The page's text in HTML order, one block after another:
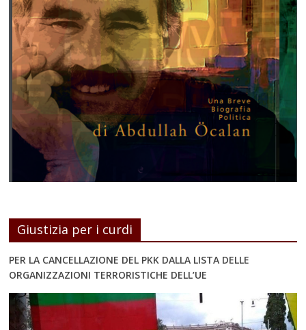
Giustizia per i curdi
PER LA CANCELLAZIONE DEL PKK DALLA LISTA DELLE
ORGANIZZAZIONI TERRORISTICHE DELL’UE